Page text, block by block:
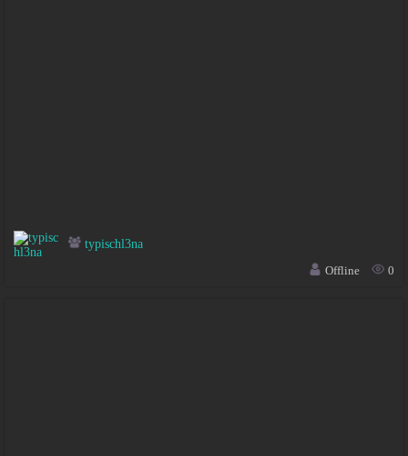
typischl3na
Offline
0